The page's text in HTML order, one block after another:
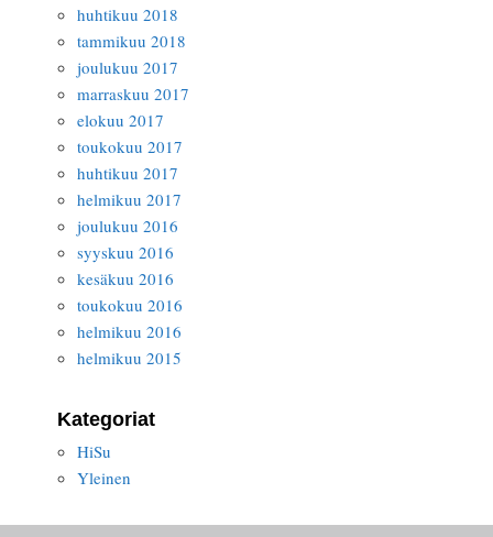
huhtikuu 2018
tammikuu 2018
joulukuu 2017
marraskuu 2017
elokuu 2017
toukokuu 2017
huhtikuu 2017
helmikuu 2017
joulukuu 2016
syyskuu 2016
kesäkuu 2016
toukokuu 2016
helmikuu 2016
helmikuu 2015
Kategoriat
HiSu
Yleinen